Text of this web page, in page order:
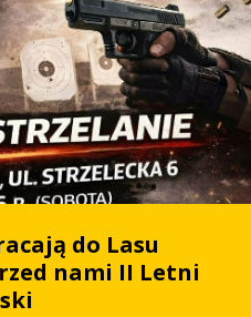
do Lasu
nami II Letni